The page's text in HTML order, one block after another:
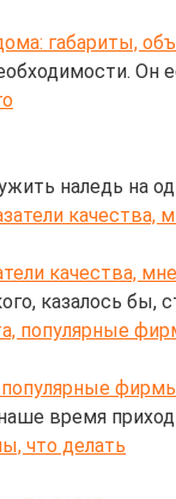
габариты,
Он
наледь на
качества,
казалось бы,
популярные
время